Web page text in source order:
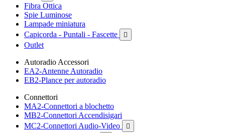
Fibra Ottica
Spie Luminose
Lampade miniatura
Capicorda - Puntali - Fascette

Outlet
Autoradio Accessori
EA2-Antenne Autoradio
EB2-Plance per autoradio
Connettori
MA2-Connettori a blochetto
MB2-Connettori Accendisigari
MC2-Connettori Audio-Video
